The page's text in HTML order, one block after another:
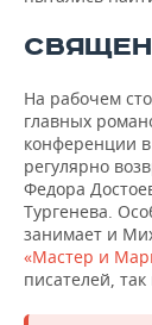
На рабочем
главных
конференции
регулярно
Федора
Тургенева.
занимает и
«Мастер и
писателей,